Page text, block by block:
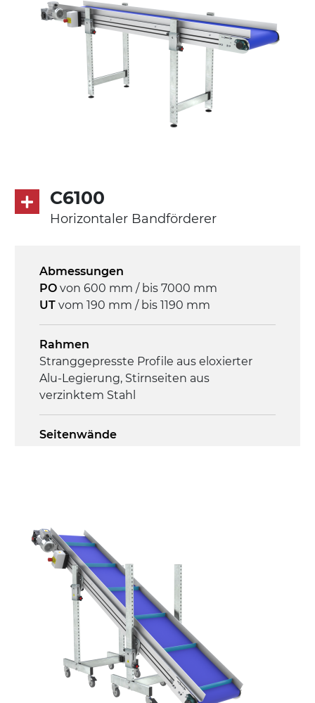
Beine aus verzinktem Metallrohr,
Schwenkräder mit/ohne Bremse (2+2)
Förderfläche
PU Oberfläche in Mattblau
230/400Vac-50Hz-3Ph
Steuerung
On/Off, E-Stopp, Motor-
Überlastungsschutz
C6100
Horizontaler Bandförderer
Abmessungen
PO von 600 mm / bis 7000 mm
UT vom 190 mm / bis 1190 mm
Rahmen
Stranggepresste Profile aus eloxierter
Alu-Legierung, Stirnseiten aus
verzinktem Stahl
Seitenwände
ausziehbare Elemente aus
druckgegossener Alu-Legierung, Beine
aus verzinktem Metallrohr, Stellfüße
PU Oberfläche in Mattblau
Antrieb
direkt, Zug (linke Seite), 3-phasiger
Asynchronmotor für Mehrfachspannung